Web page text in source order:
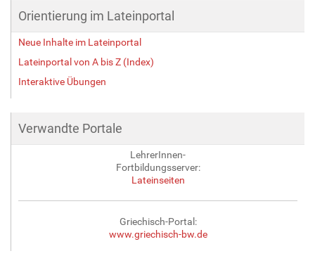
Orientierung im Lateinportal
Neue Inhalte im Lateinportal
Lateinportal von A bis Z (Index)
Interaktive Übungen
Verwandte Portale
LehrerInnen-
Fortbildungsserver:
Lateinseiten
Griechisch-Portal:
www.griechisch-bw.de